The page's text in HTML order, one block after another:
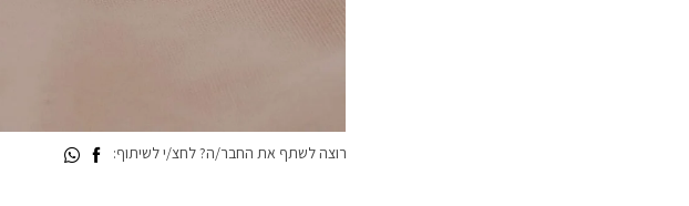
רוצה לשתף את החבר/ה? לחצ/י לשיתוף: